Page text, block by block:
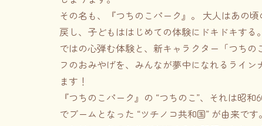
その名も、『つちのこパーク』。 大人はあの頃
戻し、子どもははじめての体験にドキドキする
ではの心弾む体験と、新キャラクター「つちの
フのおみやげを、みんなが夢中になれるライン
ます！
『つちのこパーク』の “つちのこ”、それは昭
でブームとなった “ツチノコ共和国” が由来で